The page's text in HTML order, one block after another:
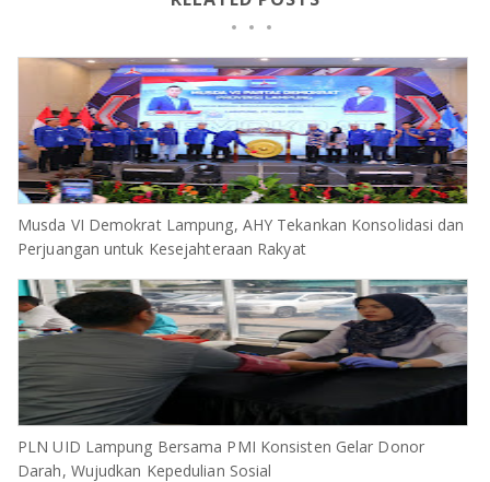
Musda VI Demokrat Lampung, AHY Tekankan Konsolidasi dan
Perjuangan untuk Kesejahteraan Rakyat
PLN UID Lampung Bersama PMI Konsisten Gelar Donor
Darah, Wujudkan Kepedulian Sosial